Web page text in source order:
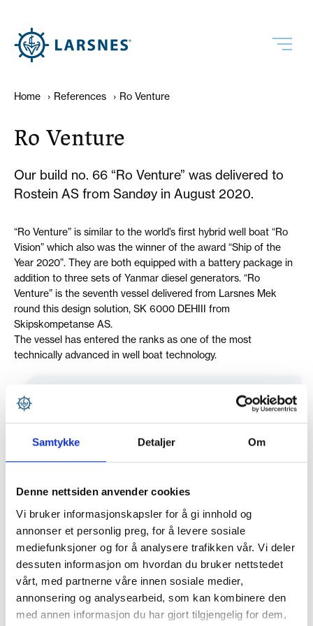
Samtykke Detaljer Om
Denne nettsiden anvender cookies
Vi bruker informasjonskapsler for å gi innhold og
annonser et personlig preg, for å levere sosiale
mediefunksjoner og for å analysere trafikken vår. Vi deler
dessuten informasjon om hvordan du bruker nettstedet
vårt, med partnerne våre innen sosiale medier,
annonsering og analysearbeid, som kan kombinere den
med annen informasjon du har gjort tilgjengelig for dem,
Home › References › Ro Venture
Ro Venture
Our build no. 66 “Ro Venture” was delivered to
Rostein AS from Sandøy in August 2020.
“Ro Venture” is similar to the world’s first hybrid well boat “Ro
Vision” which also was the winner of the award “Ship of the
Year 2020”. They are both equipped with a battery package in
addition to three sets of Yanmar diesel generators. “Ro
Venture” is the seventh vessel delivered from Larsnes Mek
round this design solution, SK 6000 DEHIII from
Skipskompetanse AS.
The vessel has entered the ranks as one of the most
technically advanced in well boat technology.
SPECIFICATIONS
Name: Ro Venture
Design: SK-6000 DEH III Skipskompetanse AS
Type of Vessel: Live Fish Carrier
Length: 84,2
Width: 15,5